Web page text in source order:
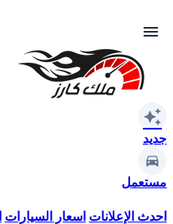
menu
auto_awesome
جديد
مستعمل
احدث الإعلانات اسعار السيارات